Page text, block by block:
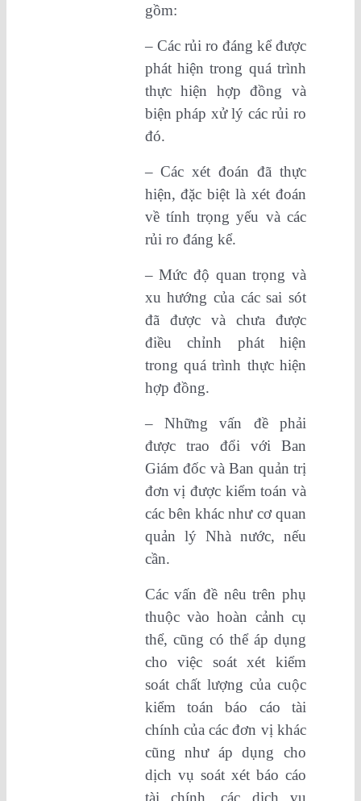
gồm:
– Các rủi ro đáng kể được
phát hiện trong quá trình
thực hiện hợp đồng và
biện pháp xử lý các rủi ro
đó.
– Các xét đoán đã thực
hiện, đặc biệt là xét đoán
về tính trọng yếu và các
rủi ro đáng kể.
– Mức độ quan trọng và
xu hướng của các sai sót
đã được và chưa được
điều chỉnh phát hiện
trong quá trình thực hiện
hợp đồng.
– Những vấn đề phải
được trao đổi với Ban
Giám đốc và Ban quản trị
đơn vị được kiểm toán và
các bên khác như cơ quan
quản lý Nhà nước, nếu
cần.
Các vấn đề nêu trên phụ
thuộc vào hoàn cảnh cụ
thể, cũng có thể áp dụng
cho việc soát xét kiểm
soát chất lượng của cuộc
kiểm toán báo cáo tài
chính của các đơn vị khác
cũng như áp dụng cho
dịch vụ soát xét báo cáo
tài chính, các dịch vụ